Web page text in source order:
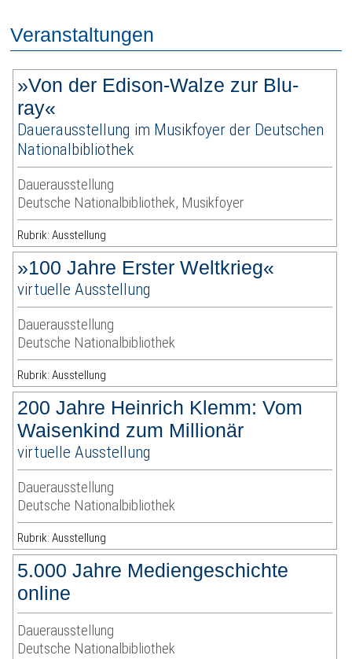
Veranstaltungen
»Von der Edison-Walze zur Blu-
ray«
Dauerausstellung im Musikfoyer der Deutschen
Nationalbibliothek
Dauerausstellung
Deutsche Nationalbibliothek, Musikfoyer
Rubrik: Ausstellung
»100 Jahre Erster Weltkrieg«
virtuelle Ausstellung
Dauerausstellung
Deutsche Nationalbibliothek
Rubrik: Ausstellung
200 Jahre Heinrich Klemm: Vom
Waisenkind zum Millionär
virtuelle Ausstellung
Dauerausstellung
Deutsche Nationalbibliothek
Rubrik: Ausstellung
5.000 Jahre Mediengeschichte
online
Dauerausstellung
Deutsche Nationalbibliothek